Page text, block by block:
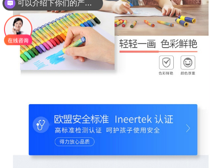
可以月结吗？